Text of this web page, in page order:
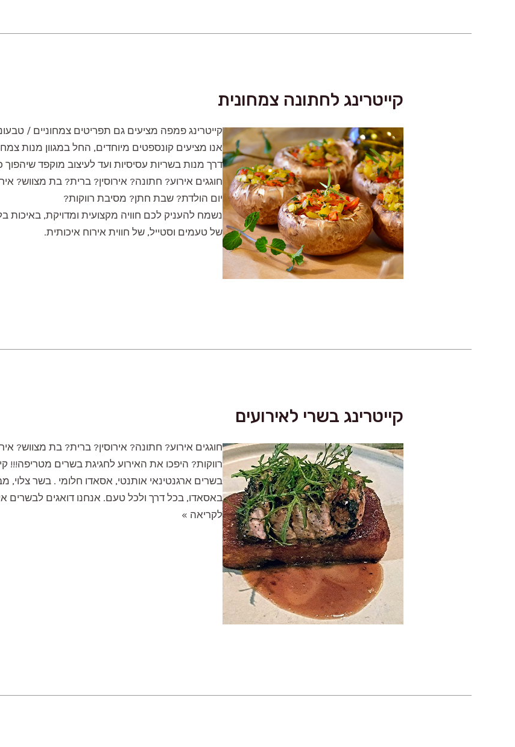
קייטרינג לחתונה צמחונית
קייטרינג פמפה מציעים גם תפריטים צמחוניים /
אנו מציעים קונספטים מיוחדים, החל במגוון מנות
דרך מנות בשריות עסיסיות ועד לעיצוב מוקפד
חוגגים אירוע? חתונה? אירוסין? ברית? בת מצווש?
יום הולדת? שבת חתן? מסיבת רווקות?
נשמח להעניק לכם חוויה מקצועית ומדויקת, באיכות
של טעמים וסטייל, של חווית אירוח איכותית.
קייטרינג בשרי לאירועים
חוגגים אירוע? חתונה? אירוסין? ברית? בת מצווש?
רווקות? היפכו את האירוע לחגיגת בשרים מטריפה!!!
בשרים ארגנטינאי אותנטי, אסאדו חלומי . בשר צלוי,
באסאדו, בכל דרך ולכל טעם. אנחנו דואגים לבשרים
קייטרינג
בשרי
לאירועים
לקריאה »